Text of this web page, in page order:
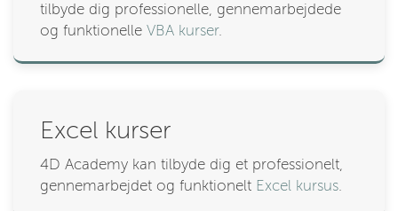
tilbyde dig professionelle, gennemarbejdede
og funktionelle VBA kurser.
Excel kurser
4D Academy kan tilbyde dig et professionelt,
gennemarbejdet og funktionelt Excel kursus.